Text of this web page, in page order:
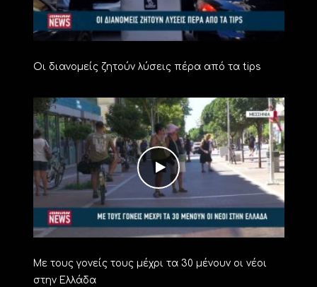
Οι διανομείς ζητούν λύσεις πέρα από τα tips
Με τους γονείς τους μέχρι τα 30 μένουν οι νέοι
στην Ελλάδα